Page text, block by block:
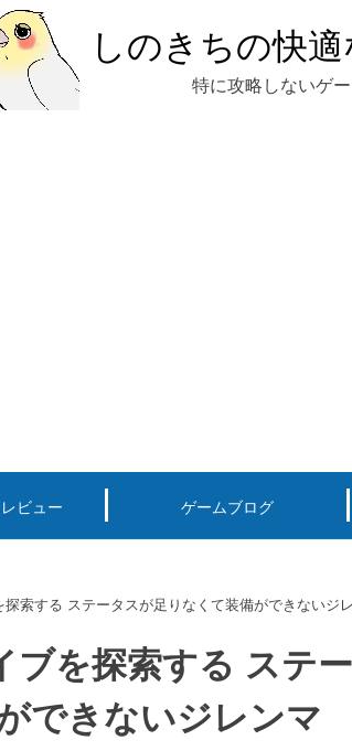
しのきちの快
特に攻略しないゲ
ビュー ゲームブログ
索する ステータスが足りなくて装備ができないジ
を探索する ステ
できないジレンマ